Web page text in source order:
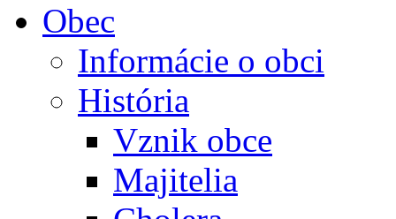
Obec
Informácie o obci
História
Vznik obce
Majitelia